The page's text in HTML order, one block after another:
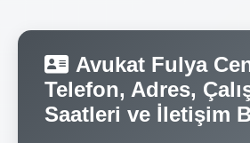
Avukat Fulya
Telefon, Adres,
Saatleri ve İletişim